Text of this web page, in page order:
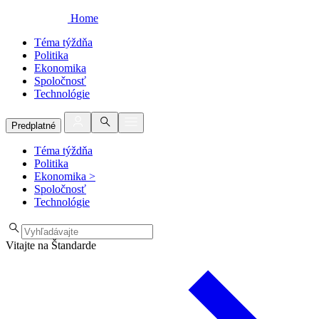
Home
Téma týždňa
Politika
Ekonomika
Spoločnosť
Technológie
Predplatné
Téma týždňa
Politika
Ekonomika >
Spoločnosť
Technológie
Vitajte na Štandarde